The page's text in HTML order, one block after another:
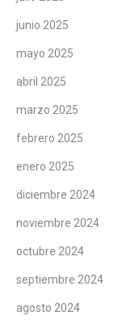
junio 2025
mayo 2025
abril 2025
marzo 2025
febrero 2025
enero 2025
diciembre 2024
noviembre 2024
octubre 2024
septiembre 2024
agosto 2024